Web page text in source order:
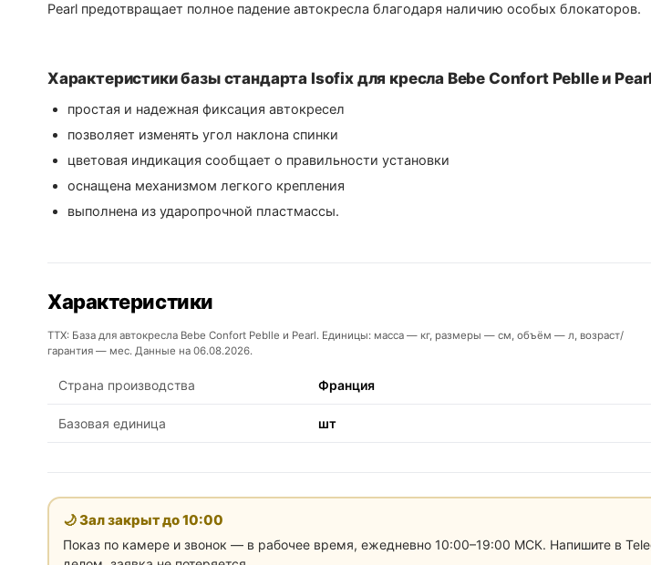
Pearl предотвращает полное падение автокресла благодаря наличию особых блокаторов.
Характеристики базы стандарта Isofix для кресла Bebe Confort Peblle и
простая и надежная фиксация автокресел
позволяет изменять угол наклона спинки
цветовая индикация сообщает о правильности установки
оснащена механизмом легкого крепления
выполнена из ударопрочной пластмассы.
Характеристики
ТТХ: База для автокресла Bebe Confort Peblle и Pearl. Единицы: масса — кг, размеры — см, объём — л, возраст/
гарантия — мес. Данные на 06.08.2026.
Страна производства Франция
Базовая единица шт
🌙 Зал закрыт до10:00
Показ по камере и звонок — в рабочее время, ежедневно 10:00–19:00 МСК. Напишите в